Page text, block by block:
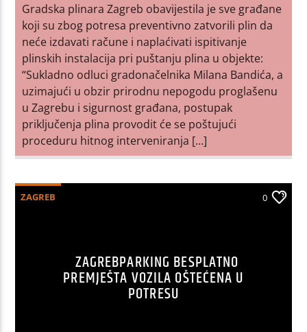
Gradska plinara Zagreb obavijestila je sve građane
koji su zbog potresa preventivno zatvorili plin da
neće izdavati račune i naplaćivati ispitivanje
plinskih instalacija pri puštanju plina u objekte:
“Sukladno odluci gradonačelnika Milana Bandića, a
uzimajući u obzir prirodnu nepogodu proglašenu
u Zagrebu i sigurnost građana, postupak
priključenja plina provodit će se poštujući
proceduru hitnog interveniranja […]
ZAGREB 0
ZAGREBPARKING BESPLATNO
PREMJEŠTA VOZILA OŠTEĆENA U
POTRESU